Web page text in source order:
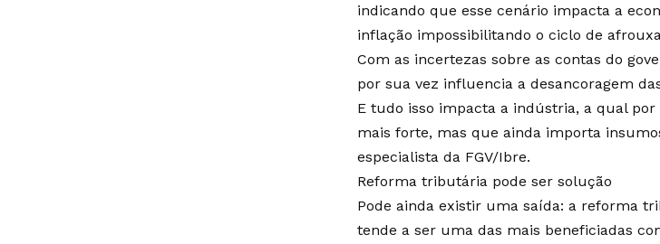
indicando que esse cenário impacta a
inflação impossibilitando o ciclo de
Com as incertezas sobre as contas do
por sua vez influencia a desancoragem
E tudo isso impacta a indústria, a qual
mais forte, mas que ainda importa
especialista da FGV/Ibre.
Reforma tributária pode ser solução
Pode ainda existir uma saída: a reforma
tende a ser uma das mais beneficiadas